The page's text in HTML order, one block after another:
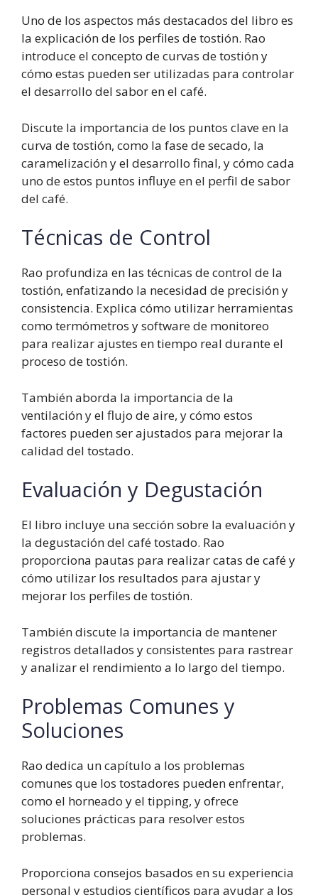
Uno de los aspectos más destacados del libro es
la explicación de los perfiles de tostión. Rao
introduce el concepto de curvas de tostión y
cómo estas pueden ser utilizadas para controlar
el desarrollo del sabor en el café.
Discute la importancia de los puntos clave en la
curva de tostión, como la fase de secado, la
caramelización y el desarrollo final, y cómo cada
uno de estos puntos influye en el perfil de sabor
del café.
Técnicas de Control
Rao profundiza en las técnicas de control de la
tostión, enfatizando la necesidad de precisión y
consistencia. Explica cómo utilizar herramientas
como termómetros y software de monitoreo
para realizar ajustes en tiempo real durante el
proceso de tostión.
También aborda la importancia de la
ventilación y el flujo de aire, y cómo estos
factores pueden ser ajustados para mejorar la
calidad del tostado.
Evaluación y Degustación
El libro incluye una sección sobre la evaluación y
la degustación del café tostado. Rao
proporciona pautas para realizar catas de café y
cómo utilizar los resultados para ajustar y
mejorar los perfiles de tostión.
También discute la importancia de mantener
registros detallados y consistentes para rastrear
y analizar el rendimiento a lo largo del tiempo.
Problemas Comunes y
Soluciones
Rao dedica un capítulo a los problemas
comunes que los tostadores pueden enfrentar,
como el horneado y el tipping, y ofrece
soluciones prácticas para resolver estos
problemas.
Proporciona consejos basados en su experiencia
personal y estudios científicos para ayudar a los